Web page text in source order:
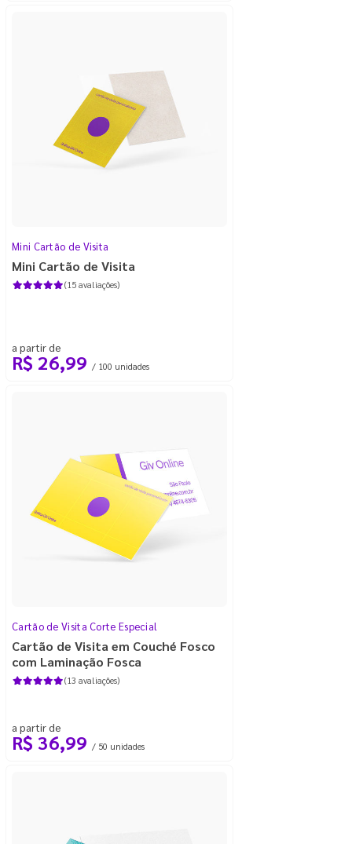
Mini Cartão de Visita
Mini Cartão de Visita
(15 avaliações)
a partir de
R$ 26,99 / 100 unidades
Cartão de Visita Corte Especial
Cartão de Visita em Couché Fosco
com Laminação Fosca
(13 avaliações)
a partir de
R$ 36,99 / 50 unidades